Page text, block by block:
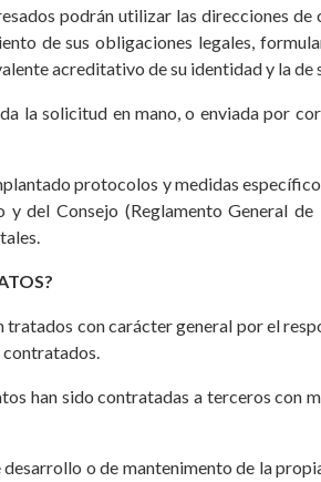
podrán utilizar las direcciones
de sus obligaciones legales,
acreditativo de su identidad y la de
la solicitud en mano, o enviada por
protocolos y medidas
del Consejo (Reglamento General
con carácter general por el
contratados.
han sido contratadas a terceros con
o de mantenimento de la